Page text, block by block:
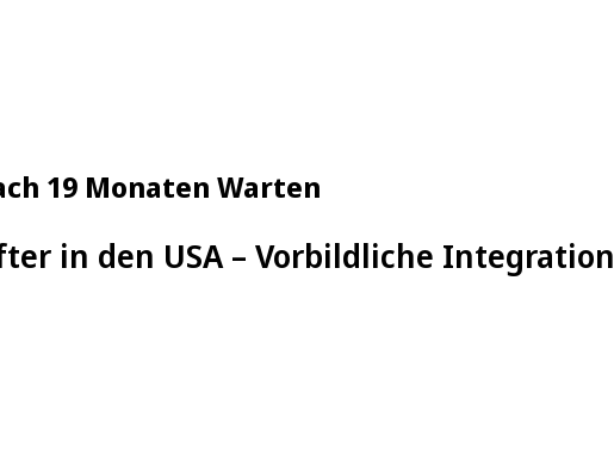
19 Monaten Warten
in den USA – Vorbildliche Integration